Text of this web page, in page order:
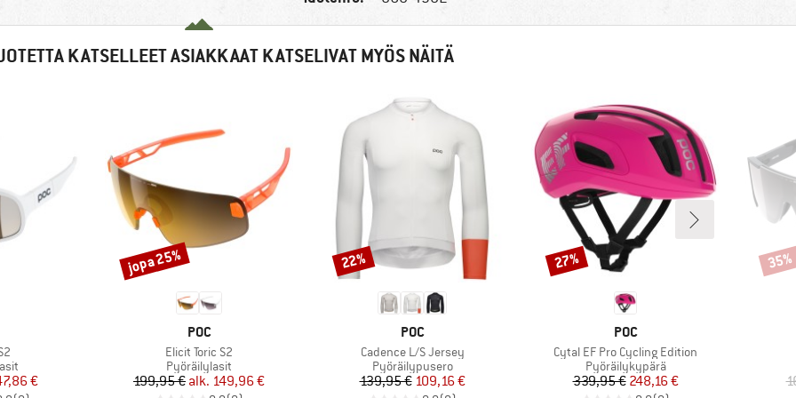
KATSELLEET ASIAKKAAT KATSELIVAT MYÖS NÄITÄ
hinta
€
MERKKI
POC
Tuote
Elicit Toric S2
Tuoteryhmä
Pyöräilylasit
Hinta
199,95 € Alennettu hinta
alk. 149,96 €
Alennus
jopa 25%
MERKKI
POC
Tuote
Cadence L/S Jersey
Tuoteryhmä
Pyöräilypusero
Hinta
139,95 €Alennettu hinta
109,16 €
Alennus
22%
MERKKI
POC
Tuote
Cytal EF Pro Cycling Edition
Tuoteryhmä
Pyöräilykypärä
Hinta
339,95 €Alennettu hinta
248,16 €
Alennus
27% 35%